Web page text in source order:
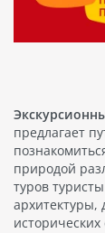
предлагает
природой
туров
архитектуры,